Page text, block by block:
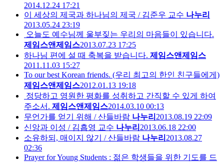
2014.12.24 17:21
이 세상의 제국과 하나님의 제국 / 김준우 교수 나누리
2013.05.24 23:19
오늘도 예수님께 울부짖는 우리의 마음들이 있습니다.
제임스앤제임스2013.07.23 17:25
하나님 편에 설 때 축복을 받습니다. 제임스앤제임스
2011.11.03 15:27
To our best Korean friends. (우리 최고의 한인 친구들에게)
제임스앤제임스2012.01.13 19:18
정당하고 영원한 평화를 성취하고 간직할 수 있게 하여
주소서. 제임스앤제임스2014.03.10 00:13
무언가를 얻기 위해 / 산들바람 나누리 2013.08.19 22:09
신앙과 이성 / 김흡영 교수 나누리 2013.06.18 22:00
소유하되, 매이지 않기 / 산들바람 나누리 2013.08.27
02:36
Prayer for Young Students : 젊은 학생들을 위한 기도를 드